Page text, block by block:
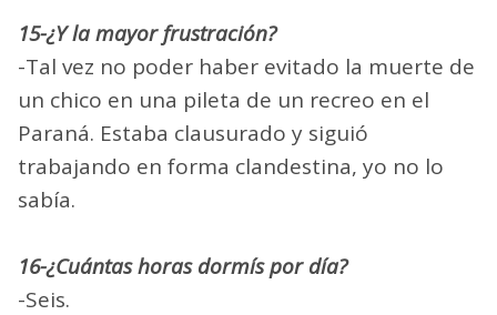
15-¿Y la mayor frustración?
-Tal vez no poder haber evitado la muerte de
un chico en una pileta de un recreo en el
Paraná. Estaba clausurado y siguió
trabajando en forma clandestina, yo no lo
sabía.
16-¿Cuántas horas dormís por día?
-Seis.